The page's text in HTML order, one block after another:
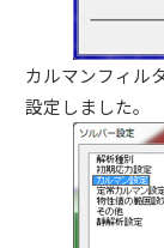
カルマンフィル
設定しました。